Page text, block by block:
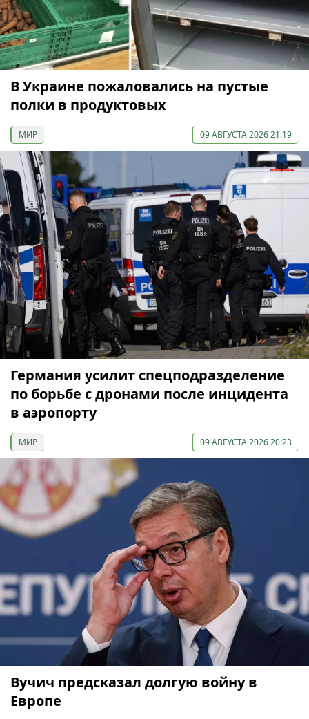
В Украине пожаловались на пустые
полки в продуктовых
МИР 09 АВГУСТА 2026 21:19
Германия усилит спецподразделение
по борьбе с дронами после инцидента
в аэропорту
МИР 09 АВГУСТА 2026 20:23
Вучич предсказал долгую войну в
Европе